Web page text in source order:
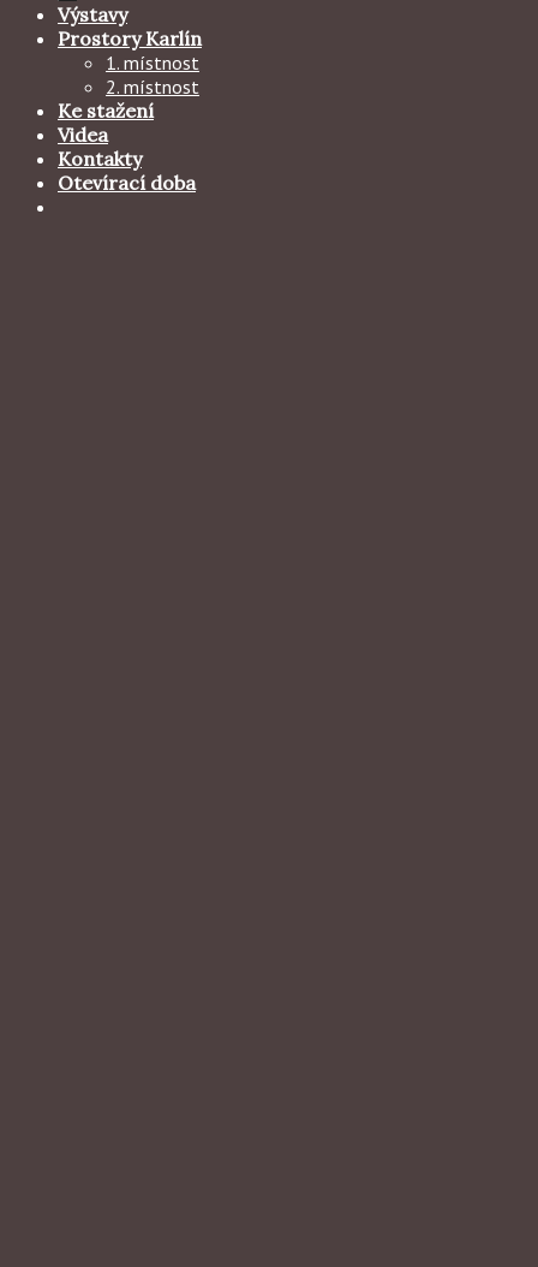
Výstavy
Prostory Karlín
1. místnost
2. místnost
Ke stažení
Videa
Kontakty
Otevírací doba